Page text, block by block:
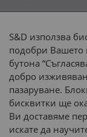
S&D използва
подобри Вашето
бутона
добро
пазаруване.
бисквитки ще
Ви доставяме
искате да